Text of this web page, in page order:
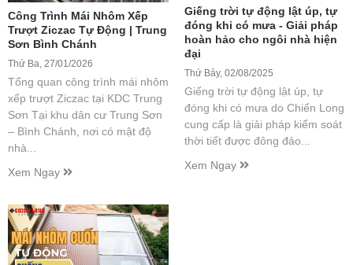
Công Trình Mái Nhôm Xếp
Trượt Ziczac Tự Động | Trung
Sơn Bình Chánh
Thứ Ba, 27/01/2026
Tổng quan công trình mái nhôm
xếp trượt Ziczac tại KDC Trung
Sơn Tại khu dân cư Trung Sơn
– Bình Chánh, nơi có mật độ
nhà...
Xem Ngay
Giếng trời tự động lật úp, tự
đóng khi có mưa - Giải pháp
hoàn hảo cho ngôi nhà hiện
đại
Thứ Bảy, 02/08/2025
Giếng trời tự động lật úp, tự
đóng khi có mưa do Chiến Long
cung cấp là giải pháp kiểm soát
thời tiết được đông đảo...
Xem Ngay